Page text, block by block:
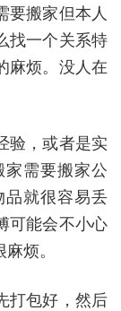
要搬家但本人
找一个关系特
麻烦。没人在
验，或者是实
需要搬家公
就很容易丢
可能会不小心
烦。
打包好，然后